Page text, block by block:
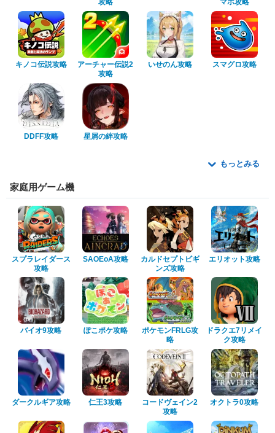
攻略 マホ攻略
キノコ伝説攻略
アーチャー伝説2
攻略
いせのん攻略 スマグロ攻略
DDFF攻略 星屑の絆攻略
もっとみる
家庭用ゲーム機
スプラレイダース
攻略
SAOEoA攻略
カルドセプトビギ
ンズ攻略
エリオット攻略
バイオ9攻略 ぽこポケ攻略
ポケモンFRLG攻
略
ドラクエ7リメイ
ク攻略
ダークルギア攻略 仁王3攻略
コードヴェイン2
攻略
オクトラ0攻略